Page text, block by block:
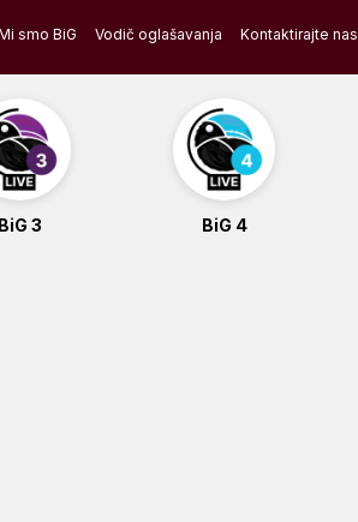
smo BiG Vodič oglašavanja Kontaktirajte nas
BiG 3 BiG 4